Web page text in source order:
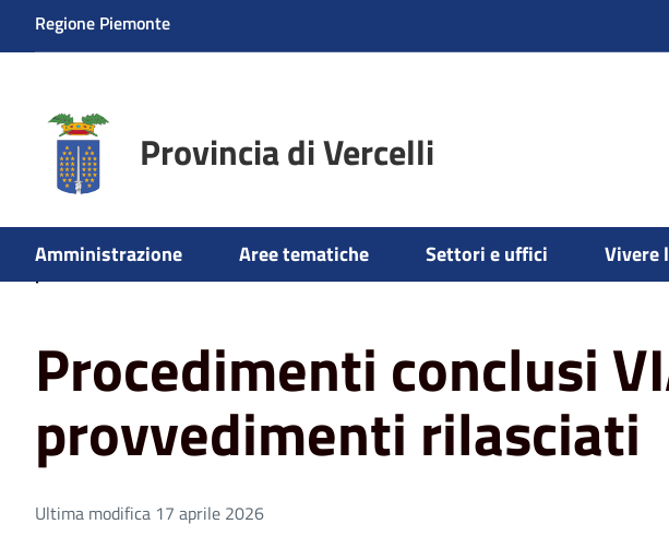
Regione Piemonte
Provincia di Vercelli
Amministrazione Aree tematiche Settori e uffici Vivere
Home Aree tematiche Ambiente Valutazione impatto ambientale
Procedimenti conclusi
provvedimenti rilasciati
Ultima modifica 17 aprile 2026